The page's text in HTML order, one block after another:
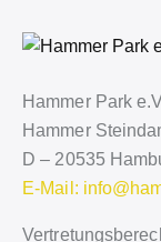
Hammer Park
Hammer
D – 20535
E-Mail: